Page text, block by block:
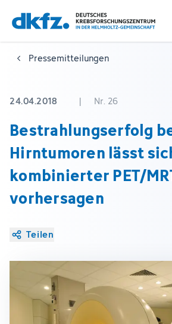
Zum
Hauptinhalt
springen
Zur
Fußzeile
springen
Pressemitteilungen
24.04.2018 | Nr. 26
Bestrahlungserfolg
Hirntumoren lässt
kombinierter PET/
vorhersagen
Teilen